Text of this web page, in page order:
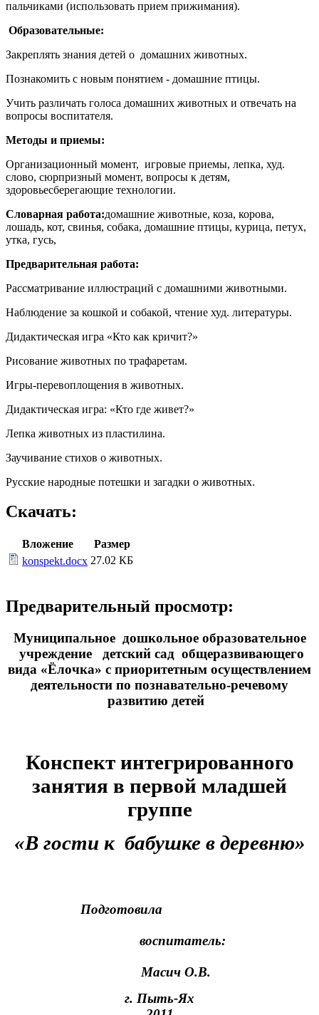
пальчиками (использовать прием прижимания).
Образовательные:
Закреплять знания детей о домашних животных.
Познакомить с новым понятием - домашние птицы.
Учить различать голоса домашних животных и отвечать на
вопросы воспитателя.
Методы и приемы:
Организационный момент, игровые приемы, лепка, худ.
слово, сюрпризный момент, вопросы к детям,
здоровьесберегающие технологии.
Словарная работа:домашние животные, коза, корова,
лошадь, кот, свинья, собака, домашние птицы, курица, петух,
утка, гусь,
Предварительная работа:
Рассматривание иллюстраций с домашними животными.
Наблюдение за кошкой и собакой, чтение худ. литературы.
Дидактическая игра «Кто как кричит?»
Рисование животных по трафаретам.
Игры-перевоплощения в животных.
Дидактическая игра: «Кто где живет?»
Лепка животных из пластилина.
Заучивание стихов о животных.
Русские народные потешки и загадки о животных.
Скачать:
Вложение
Размер
konspekt.docx 27.02 КБ
Предварительный просмотр:
Муниципальное дошкольное образовательное
учреждение детский сад общеразвивающего
вида «Ёлочка» с приоритетным осуществлением
деятельности по познавательно-речевому
развитию детей
Конспект интегрированного
занятия в первой младшей
группе
«В гости к бабушке в деревню»
Подготовила
воспитатель:
Масич О.В.
г. Пыть-Ях